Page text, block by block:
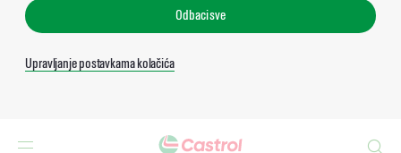
Odbaci sve
Upravljanje postavkama kolačića